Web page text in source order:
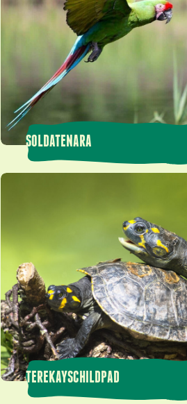
SOLDATENARA
TEREKAYSCHILDPAD
Terekayschildpad